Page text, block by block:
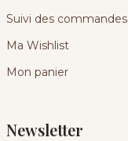
Suivi des commandes
Ma Wishlist
Mon panier
Newsletter